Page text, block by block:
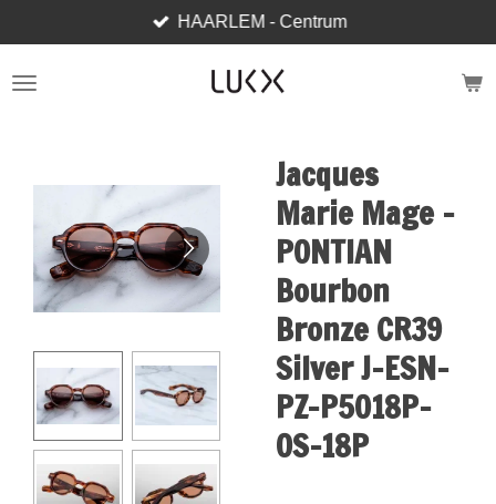
direct
naar
HAARLEM - Centrum
Jacques
Marie Mage -
PONTIAN
Bourbon
Bronze CR39
Silver J-ESN-
PZ-P5018P-
OS-18P